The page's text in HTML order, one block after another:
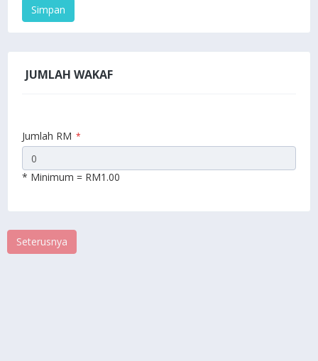
Simpan
JUMLAH WAKAF
Jumlah RM *
* Minimum = RM1.00
Seterusnya